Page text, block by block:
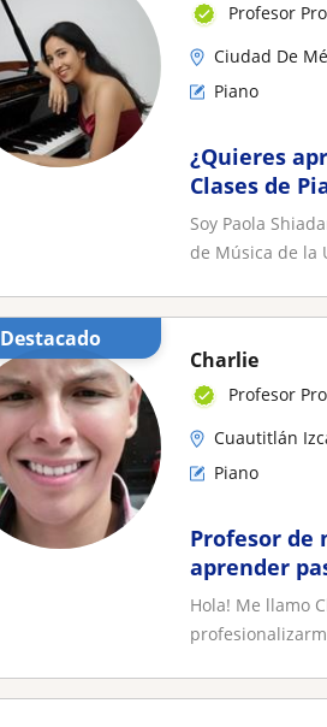
Profesor Pro
Ciudad De
Piano
¿Quieres
Clases de
Horarios
Soy Paola
de Música de la
Destacado
Charlie
Profesor Pro
Cuautitlán
Piano
Profesor de
aprender
Hola! Me llamo